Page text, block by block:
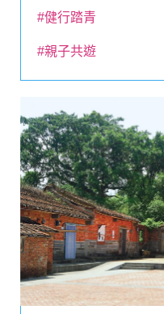
#健行踏青
#親子共遊